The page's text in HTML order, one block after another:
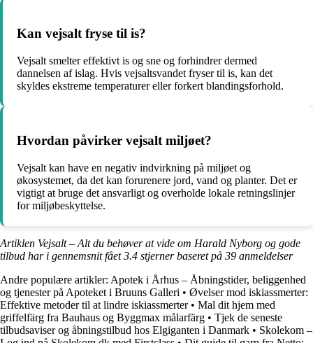
Kan vejsalt fryse til is?
Vejsalt smelter effektivt is og sne og forhindrer dermed
dannelsen af islag. Hvis vejsaltsvandet fryser til is, kan det
skyldes ekstreme temperaturer eller forkert blandingsforhold.
Hvordan påvirker vejsalt miljøet?
Vejsalt kan have en negativ indvirkning på miljøet og
økosystemet, da det kan forurenere jord, vand og planter. Det er
vigtigt at bruge det ansvarligt og overholde lokale retningslinjer
for miljøbeskyttelse.
Artiklen Vejsalt – Alt du behøver at vide om Harald Nyborg og gode
tilbud har i gennemsnit fået3.4 stjerner baseret på 39 anmeldelser
Andre populære artikler: Apotek i Århus – Åbningstider, beliggenhed
og tjenester på Apoteket i Bruuns Galleri • Øvelser mod iskiassmerter:
Effektive metoder til at lindre iskiassmerter• Mal dit hjem med
griffelfärg fra Bauhaus og Byggmax målarfärg • Tjek de seneste
tilbudsaviser og åbningstilbud hos Elgiganten i Danmark • Skolekom –